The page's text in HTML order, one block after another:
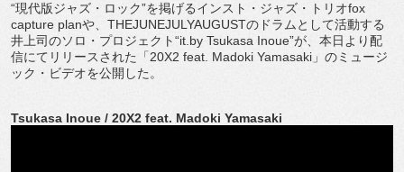
“現代版ジャズ・ロック”を掲げるインスト・ジャズ・トリオfox
capture planや、THEJUNEJULYAUGUSTのドラムとして活動する
井上司のソロ・プロジェクト“it.by Tsukasa Inoue”が、本日より配
信にてリリースされた「20X2 feat. Madoki Yamasaki」のミュージ
ック・ビデオを公開した。
Tsukasa Inoue / 20X2 feat. Madoki Yamasaki